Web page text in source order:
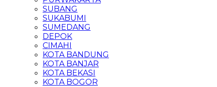
SUBANG
SUKABUMI
SUMEDANG
DEPOK
CIMAHI
KOTA BANDUNG
KOTA BANJAR
KOTA BEKASI
KOTA BOGOR